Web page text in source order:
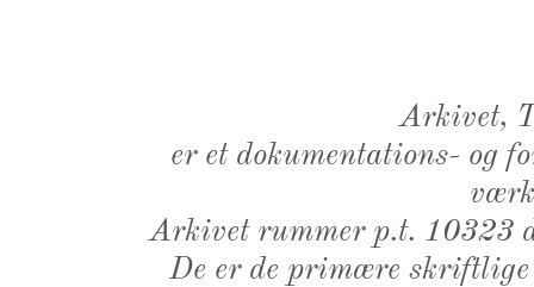
Arkivet,
er et dokumentations- og
Arkivet rummer p.t. 10323
De er de primære